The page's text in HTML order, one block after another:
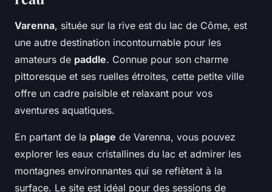
Varenna, située sur la rive est du lac de Côme, est
une autre destination incontournable pour les
amateurs de paddle. Connue pour son charme
pittoresque et ses ruelles étroites, cette petite ville
offre un cadre paisible et relaxant pour vos
aventures aquatiques.
En partant de la plage de Varenna, vous pouvez
explorer les eaux cristallines du lac et admirer les
montagnes environnantes qui se reflètent à la
surface. Le site est idéal pour des sessions de